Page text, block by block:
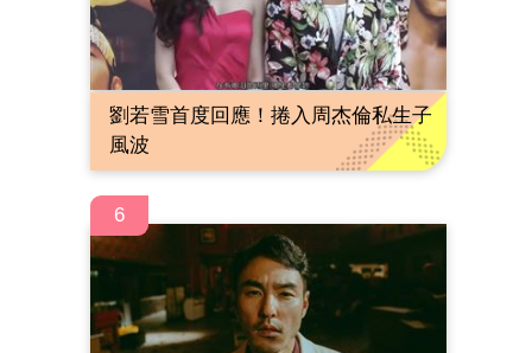
劉若雪首度回應！捲入周杰倫私生子
風波
6